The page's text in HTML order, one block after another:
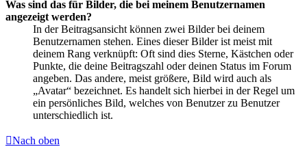
Was sind das für Bilder, die bei meinem Benutzernamen
angezeigt werden?
In der Beitragsansicht können zwei Bilder bei deinem
Benutzernamen stehen. Eines dieser Bilder ist meist mit
deinem Rang verknüpft: Oft sind dies Sterne, Kästchen oder
Punkte, die deine Beitragszahl oder deinen Status im Forum
angeben. Das andere, meist größere, Bild wird auch als
„Avatar“ bezeichnet. Es handelt sich hierbei in der Regel um
ein persönliches Bild, welches von Benutzer zu Benutzer
unterschiedlich ist.
Nach oben